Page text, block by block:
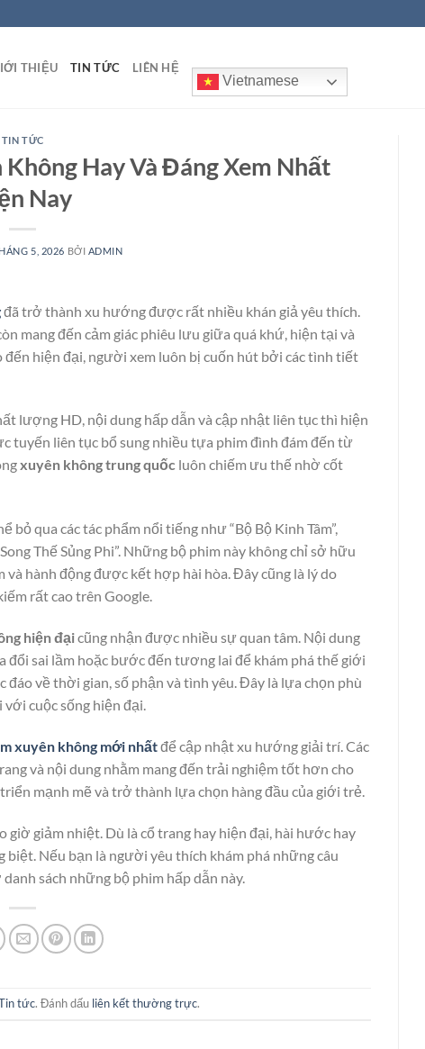
THIỆU TIN TỨC LIÊN HỆ
Vietnamese
TIN TỨC
Hay Và Đáng Xem Nhất
Nay
5, 2026 BỞI ADMIN
đã trở thành xu hướng được rất nhiều khán giả yêu thích.
mang đến cảm giác phiêu lưu giữa quá khứ, hiện tại và
hiện đại, người xem luôn bị cuốn hút bởi các tình tiết
lượng HD, nội dung hấp dẫn và cập nhật liên tục thì hiện
tuyến liên tục bổ sung nhiều tựa phim đình đám đến từ
xuyên không trung quốc luôn chiếm ưu thế nhờ cốt
bỏ qua các tác phẩm nổi tiếng như “Bộ Bộ Kinh Tâm”,
Thế Sủng Phi”. Những bộ phim này không chỉ sở hữu
hành động được kết hợp hài hòa. Đây cũng là lý do
rất cao trên Google.
hiện đạicũng nhận được nhiều sự quan tâm. Nội dung
sai lầm hoặc bước đến tương lai để khám phá thế giới
về thời gian, số phận và tình yêu. Đây là lựa chọn phù
cuộc sống hiện đại.
xuyên không mới nhấtđể cập nhật xu hướng giải trí. Các
và nội dung nhằm mang đến trải nghiệm tốt hơn cho
mạnh mẽ và trở thành lựa chọn hàng đầu của giới trẻ.
giảm nhiệt. Dù là cổ trang hay hiện đại, hài hước hay
biệt. Nếu bạn là người yêu thích khám phá những câu
sách những bộ phim hấp dẫn này.
tức. Đánh dấu liên kết thường trực.